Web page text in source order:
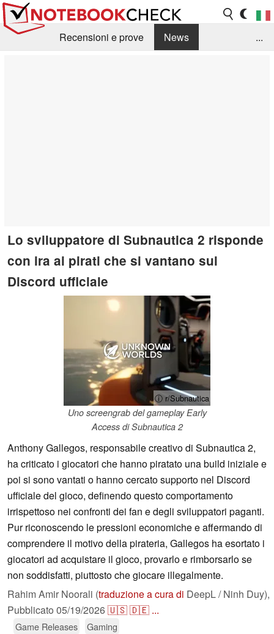
Recensioni e prove
News
...
Lo sviluppatore di Subnautica 2 risponde
con ira ai pirati che si vantano sul
Discord ufficiale
ⓘ r/Subnautica
Uno screengrab del gameplay Early
Access di Subnautica 2
Anthony Gallegos, responsabile creativo di Subnautica 2,
ha criticato i giocatori che hanno piratato una build iniziale e
poi si sono vantati o hanno cercato supporto nel Discord
ufficiale del gioco, definendo questo comportamento
irrispettoso nei confronti dei fan e degli sviluppatori paganti.
Pur riconoscendo le pressioni economiche e affermando di
comprendere il motivo della pirateria, Gallegos ha esortato i
giocatori ad acquistare il gioco, provarlo e rimborsarlo se
non soddisfatti, piuttosto che giocare illegalmente.
Rahim Amir Noorali (traduzione a cura di DeepL / Ninh Duy),
Pubblicato 05/19/2026🇺🇸🇩🇪 ...
Game Releases Gaming